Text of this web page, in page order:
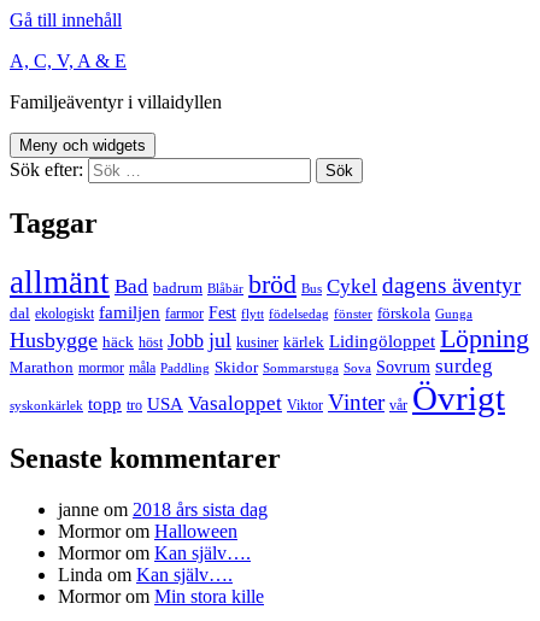
Gå till innehåll
A, C, V, A & E
Familjeäventyr i villaidyllen
Meny och widgets
Sök efter:
Taggar
allmänt Bad badrum Blåbär bröd Bus Cykel dagens äventyr
dal ekologiskt familjen farmor Fest flytt födelsedag fönster förskola Gunga
Husbygge häck höst Jobb jul kusiner kärlek Lidingöloppet Löpning
Marathon mormor måla Paddling Skidor Sommarstuga Sova Sovrum surdeg
syskonkärlek topp tro USA Vasaloppet Viktor Vinter vår Övrigt
Senaste kommentarer
janne om 2018 års sista dag
Mormorom Halloween
Mormorom Kan själv….
Linda om Kan själv….
Mormorom Min stora kille